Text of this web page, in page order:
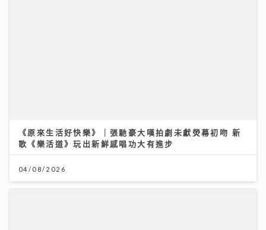
《原來生活好快樂》｜張馳豪大嘆拍劇未獻熒幕初吻 新
歌《樂活道》玩出新鮮感唱功大有進步
04/08/2026